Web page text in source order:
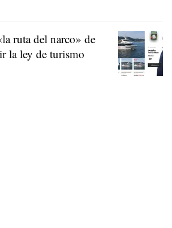
ruta del narco» de
la ley de turismo